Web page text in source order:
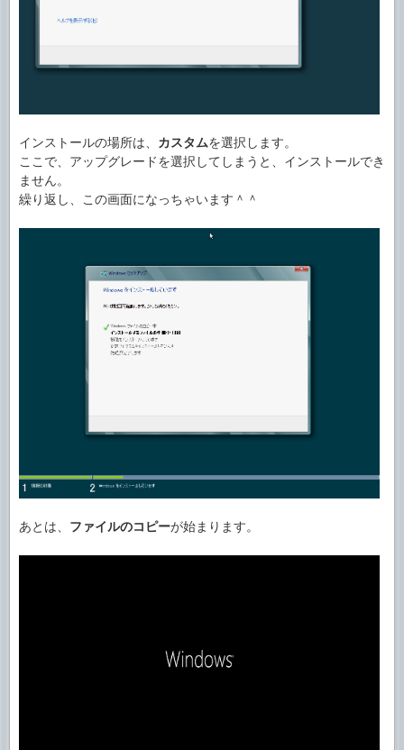
インストールの場所は、 カスタムを選択します。
ここで、アップグレードを選択してしまうと、インストールでき
ません。
繰り返し、この画面になっちゃいます＾＾
あとは、 ファイルのコピーが始まります。